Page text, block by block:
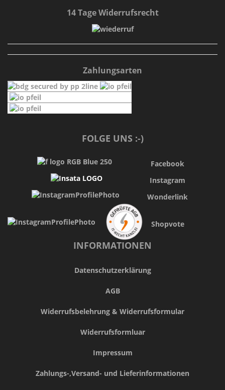
14 Tage Widerrufsrecht
Zahlungsarten
FOLGE UNS :-)
Facebook
Instagram
Wonderlink
Shopvote
INFORMATIONEN
Datenschutzerklärung
AGB
Widerrufsbelehrung & Widerrufsformular
Widerrufsformluar
Impressum
Zahlungs-,Versand- und Lieferinformationen